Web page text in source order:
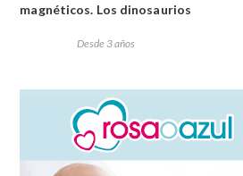
magnéticos. Los dinosaurios
Desde 3 años